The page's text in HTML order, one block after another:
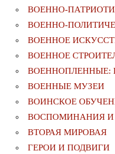
ВОЕННО-
ВОЕННО-
ВОЕННОЕ
ВОЕННОЕ
ВОЕННОПЛЕННЫЕ:
ВОЕННЫЕ МУЗЕИ
ВОИНСКОЕ
ВОСПОМИНАНИЯ И
ВТОРАЯ МИРОВАЯ
ГЕРОИ И ПОДВИГИ